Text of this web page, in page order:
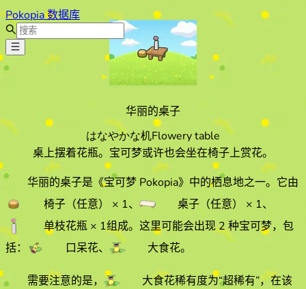
Pokopia 数据库
华丽的桌子
はなやかな机Flowery table
桌上摆着花瓶。宝可梦或许也会坐在椅子上赏花。
华丽的桌子是《宝可梦 Pokopia》中的栖息地之一。它由
椅子（任意）
× 1、 桌子（任意） × 1、
单枝花瓶 × 1组成。 这里可能会出现 2 种宝可梦，包
括：
口呆花、 大食花。
需要注意的是， 大食花稀有度为“超稀有”，在该